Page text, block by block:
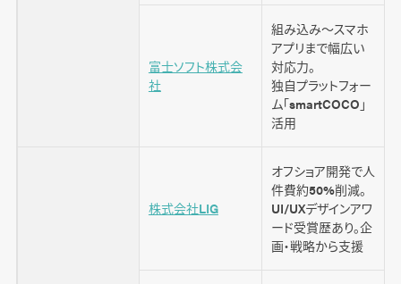
システム開発プロジェクトでよくある失敗と対
依頼したシステムが納品されない
期日通りにプロジェクトが進行しない
＋α 「依頼側の要件が曖昧」は失敗のもと
富士ソフト株式会
社
組み込み～スマホ
アプリまで幅広い
対応力。
独自プラットフォー
ム「smartCOCO」
活用
株式会社LIG
オフショア開発で人
件費約50%削減。
UI/UXデザインアワ
ード受賞歴あり。企
画・戦略から支援